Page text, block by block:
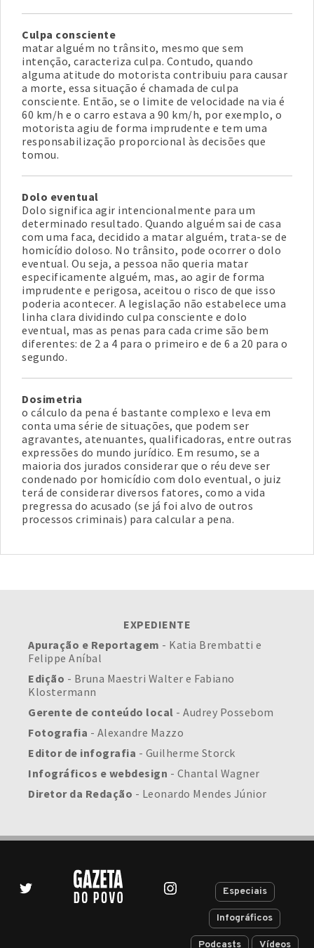
Culpa consciente
matar alguém no trânsito, mesmo que sem
intenção, caracteriza culpa. Contudo, quando
alguma atitude do motorista contribuiu para causar
a morte, essa situação é chamada de culpa
consciente. Então, se o limite de velocidade na via é
60 km/h e o carro estava a 90 km/h, por exemplo, o
motorista agiu de forma imprudente e tem uma
responsabilização proporcional às decisões que
tomou.
Dolo eventual
Dolo significa agir intencionalmente para um
determinado resultado. Quando alguém sai de casa
com uma faca, decidido a matar alguém, trata-se de
homicídio doloso. No trânsito, pode ocorrer o dolo
eventual. Ou seja, a pessoa não queria matar
especificamente alguém, mas, ao agir de forma
imprudente e perigosa, aceitou o risco de que isso
poderia acontecer. A legislação não estabelece uma
linha clara dividindo culpa consciente e dolo
eventual, mas as penas para cada crime são bem
diferentes: de 2 a 4 para o primeiro e de 6 a 20 para o
segundo.
Dosimetria
o cálculo da pena é bastante complexo e leva em
conta uma série de situações, que podem ser
agravantes, atenuantes, qualificadoras, entre outras
expressões do mundo jurídico. Em resumo, se a
maioria dos jurados considerar que o réu deve ser
condenado por homicídio com dolo eventual, o juiz
terá de considerar diversos fatores, como a vida
pregressa do acusado (se já foi alvo de outros
processos criminais) para calcular a pena.
EXPEDIENTE
Apuração e Reportagem - Katia Brembatti e
Felippe Aníbal
Edição - Bruna Maestri Walter e Fabiano
Klostermann
Gerente de conteúdo local - Audrey Possebom
Fotografia - Alexandre Mazzo
Editor de infografia - Guilherme Storck
Infográficos e webdesign - Chantal Wagner
Diretor da Redação - Leonardo Mendes Júnior
Especiais
Infográficos
Podcasts Vídeos